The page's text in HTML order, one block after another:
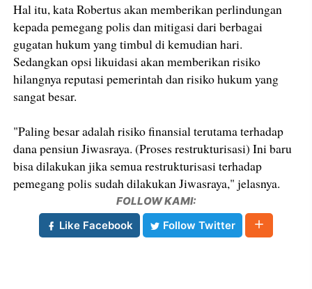
Hal itu, kata Robertus akan memberikan perlindungan
kepada pemegang polis dan mitigasi dari berbagai
gugatan hukum yang timbul di kemudian hari.
Sedangkan opsi likuidasi akan memberikan risiko
hilangnya reputasi pemerintah dan risiko hukum yang
sangat besar.
"Paling besar adalah risiko finansial terutama terhadap
dana pensiun Jiwasraya. (Proses restrukturisasi) Ini baru
bisa dilakukan jika semua restrukturisasi terhadap
pemegang polis sudah dilakukan Jiwasraya," jelasnya.
FOLLOW KAMI:
Like Facebook
Follow Twitter